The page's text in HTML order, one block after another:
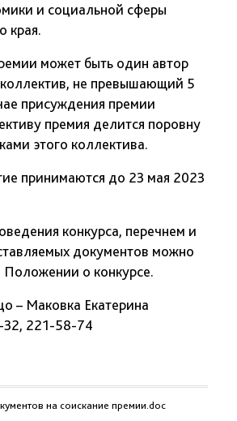
и социальной сферы
края.
может быть один автор
не превышающий 5
присуждения премии
премия делится поровну
этого коллектива.
принимаются до 23 мая 2023
конкурса, перечнем и
документов можно
Положении о конкурсе.
– Маковка Екатерина
221-58-74
на соискание премии.doc